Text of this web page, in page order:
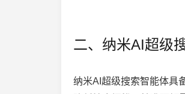
二、纳米AI超级
纳米AI超级搜索智能体具